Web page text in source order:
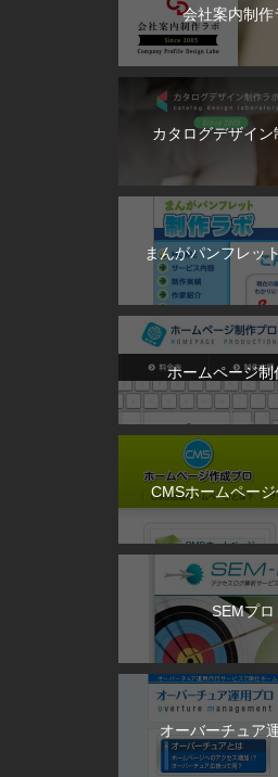
会社案内制作
カタログデザイン
まんがパンフレッ
ホームページ制
CMSホームペー
SEMプロ
オーバーチュア